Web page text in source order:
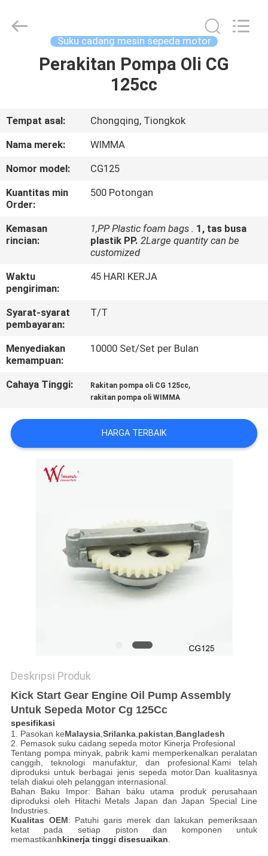
RUMAH
VIDEO
TENTANG
KAMI
TUR
KONTROL
KUALITAS
BERITA
MINTA
PETA
SITUS
Spare
Parts
Suku cadang mesin sepeda motor
Perakitan Pompa Oli CG
125cc
Tempat asal:
Chongqing, Tiongkok
Nama merek:
WIMMA
Nomor model:
CG125
Kuantitas min
Order:
500 Potongan
Kemasan
rincian:
1,PP Plastic foam bags . 1, tas busa
plastik PP. 2Large quantity can be
customized
Waktu
pengiriman:
45 HARI KERJA
Syarat-syarat
pembayaran:
T/T
Menyediakan
kemampuan:
10000 Set/Set per Bulan
Cahaya Tinggi: Rakitan pompa oli CG 125cc,
rakitan pompa oli WIMMA
HARGA TERBAIK
Deskripsi Produk
Kick Start Gear Engine Oil Pump Assembly
Untuk Sepeda Motor Cg 125Cc
spesifikasi
1. Pasokan keMalaysia,Srilanka,pakistan,Bangladesh
2. Pemasok suku cadang sepeda motor Kinerja Profesional
Tentang pompa minyak, pabrik kami memperkenalkan peralatan
canggih, teknologi manufaktur, dan profesional.Kami telah
diproduksi untuk berbagai jenis sepeda motor.Dan kualitasnya
telah diakui oleh pelanggan internasional.
Bahan Baku Impor: Bahan baku utama produk perusahaan
diproduksi oleh Hitachi Metals Japan dan Japan Special Line
Industries.
Kualitas OEM: Patuhi garis merek dan lakukan pemeriksaan
ketat pada setiap piston dan komponen untuk
memastikanhkinerja tinggi disesuaikan.